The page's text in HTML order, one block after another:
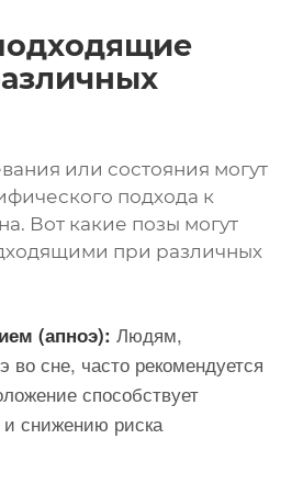
или состояния могут
подхода к
Вот какие позы могут
при различных
(апноэ): Людям,
сне, часто рекомендуется
способствует
снижению риска